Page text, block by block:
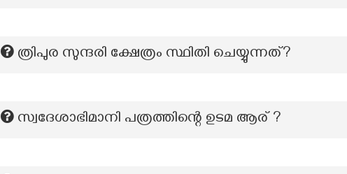
ത്രിപുര സുന്ദരി ക്ഷേത്രം സ്ഥിതി ചെയ്യുന്നത്?
സ്വദേശാഭിമാനി പത്രത്തിന്റെ ഉടമ ആര് ?